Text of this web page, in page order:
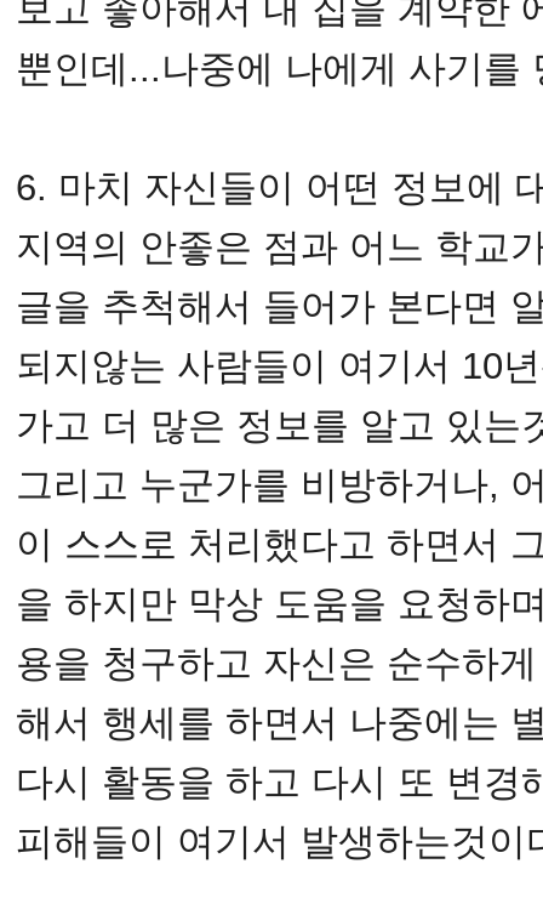
보고 좋아해서 내 집을 계약한
뿐인데...나중에 나에게 사기
6. 마치 자신들이 어떤 정보에
지역의 안좋은 점과 어느 학교
글을 추척해서 들어가 본다면
되지않는 사람들이 여기서 10
가고 더 많은 정보를 알고 있
그리고 누군가를 비방하거나,
이 스스로 처리했다고 하면서
을 하지만 막상 도움을 요청하
용을 청구하고 자신은 순수하
해서 행세를 하면서 나중에는
다시 활동을 하고 다시 또 변경
피해들이 여기서 발생하는것